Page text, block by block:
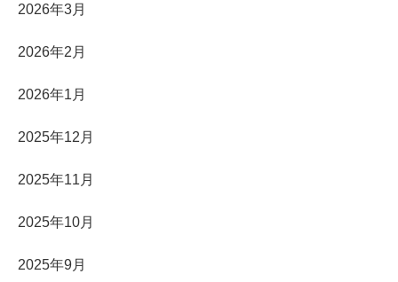
2026年3月
2026年2月
2026年1月
2025年12月
2025年11月
2025年10月
2025年9月